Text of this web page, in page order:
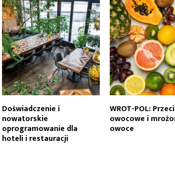
Doświadczenie i
nowatorskie
oprogramowanie dla
hoteli i restauracji
WROT-POL:
owocowe i
owoce